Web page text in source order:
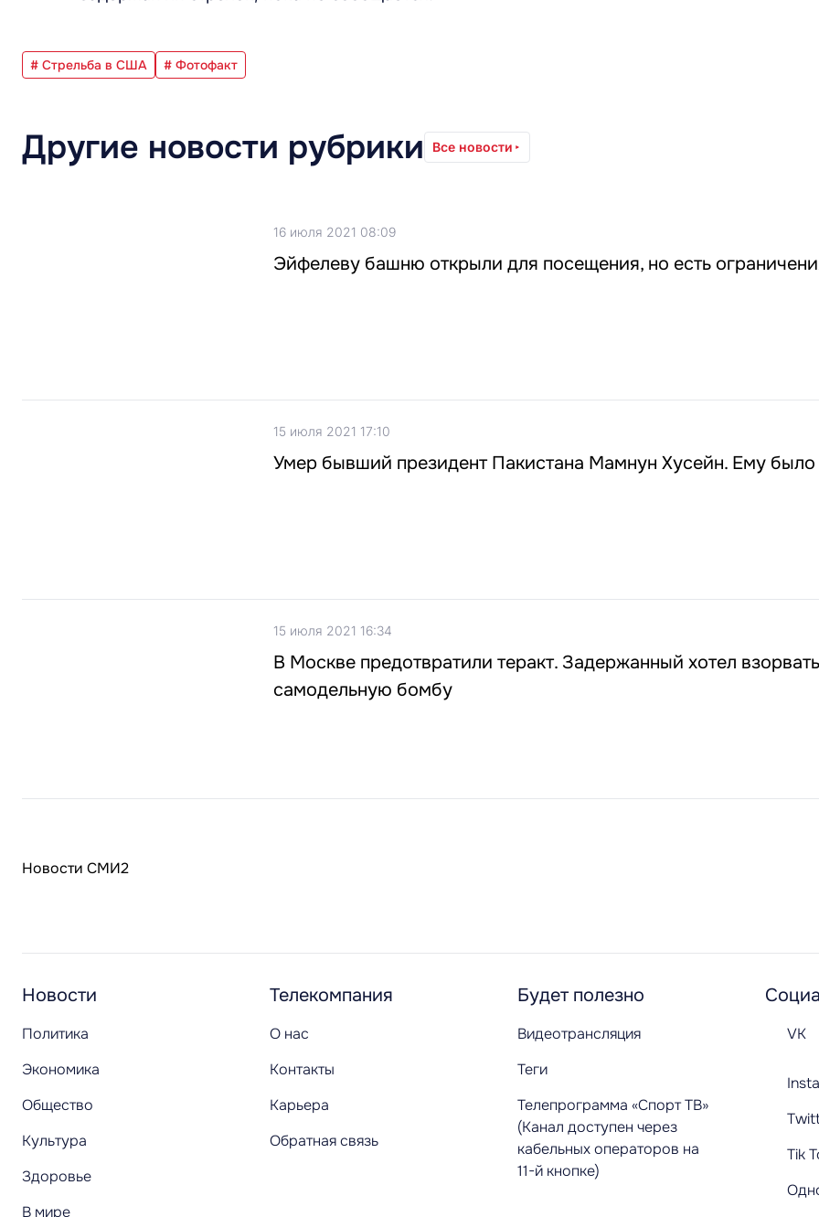
# Стрельба в США # Фотофакт
Другие новости рубрики Все новости
16 июля 2021 08:09
Эйфелеву башню открыли для посещения, но есть
15 июля 2021 17:10
Умер бывший президент Пакистана Мамнун Хусейн. Ему было
15 июля 2021 16:34
В Москве предотвратили теракт. Задержанный хотел взорвать
самодельную бомбу
Новости СМИ2
Новости
Политика
Экономика
Общество
Культура
Здоровье
В мире
Телекомпания
О нас
Контакты
Карьера
Обратная связь
Будет полезно
Видеотрансляция
Теги
Телепрограмма «Спорт ТВ»
(Канал доступен через
кабельных операторов на
11-й кнопке)
VK
Tik